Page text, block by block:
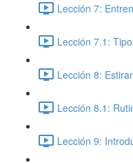
Lección 7:
Lección 7.1:
Lección 8:
Lección 8.1:
Lección 9: